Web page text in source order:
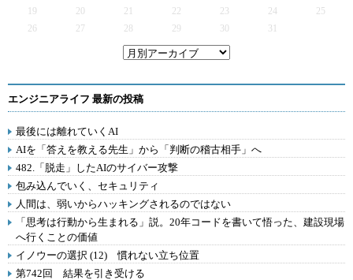
19
20 21 22 23 24
25
26
27 28 29 30 31
エンジニアライフ 最新の投稿
最後には離れていくAI
AIを「答えを教える先生」から「判断の稽古相手」へ
482.「脱走」したAIのサイバー攻撃
包み込んでいく、セキュリティ
人間は、弱いからハッキングされるのではない
「思考は行動から生まれる」説。20年コードを書いて悟った、建設現場
へ行くことの価値
イノウーの選択 (12) 慣れない立ち位置
第742回 結果を引き受ける